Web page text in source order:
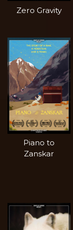
Zero Gravity
Piano to
Zanskar